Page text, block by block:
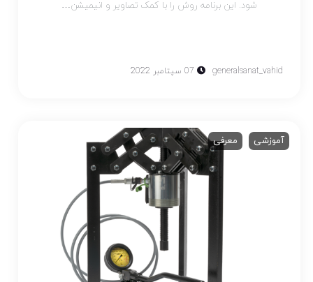
شود. این برنامه روش را با کمک تصاویر و انیمیشن…
generalsanat_vahid 07 سپتامبر 2022
آموزشی معرفی